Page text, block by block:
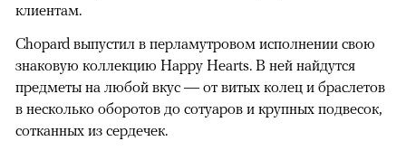
клиентам.
Chopard выпустил в перламутровом исполнении свою
знаковую коллекцию Happy Hearts. В ней найдутся
предметы на любой вкус — от витых колец и браслетов
в несколько оборотов до сотуаров и крупных подвесок,
сотканных из сердечек.